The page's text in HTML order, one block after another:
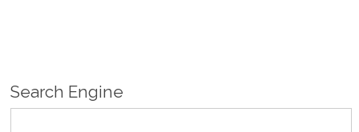
Search Engine